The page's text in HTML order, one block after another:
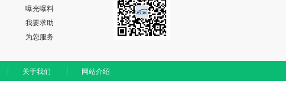
曝光曝料
我要求助
为您服务
关于我们 网站介绍